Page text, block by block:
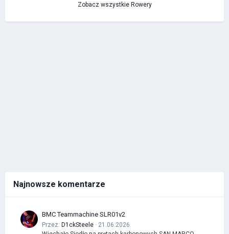
Zobacz wszystkie Rowery
Najnowsze komentarze
BMC Teammachine SLR01v2
Przez: D1ckSteele · 21.06.2026